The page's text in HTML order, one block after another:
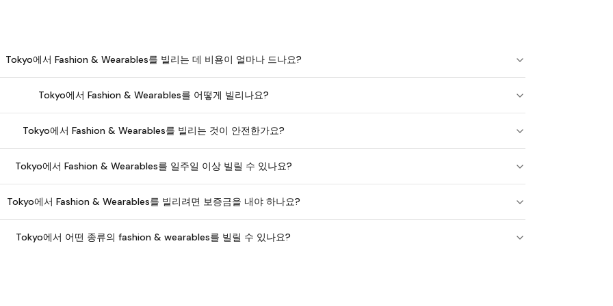
Tokyo에서 Fashion & Wearables를 빌리는 데 비용이 얼마나 드나요?
Tokyo에서 Fashion & Wearables를 어떻게 빌리나요?
Tokyo에서 Fashion & Wearables를 빌리는 것이 안전한가요?
Tokyo에서 Fashion & Wearables를 일주일 이상 빌릴 수 있나요?
Tokyo에서 Fashion & Wearables를 빌리려면 보증금을 내야 하나요?
Tokyo에서 어떤 종류의 fashion & wearables를 빌릴 수 있나요?